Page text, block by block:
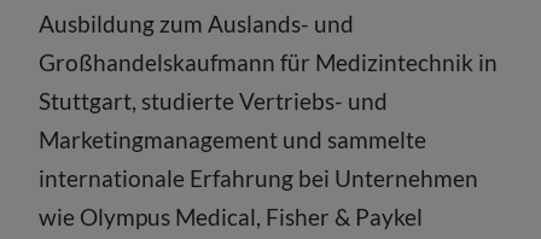
Ausbildung zum Auslands- und
Großhandelskaufmann für Medizintechnik in
Stuttgart, studierte Vertriebs- und
Marketingmanagement und sammelte
internationale Erfahrung bei Unternehmen
wie Olympus Medical, Fisher & Paykel